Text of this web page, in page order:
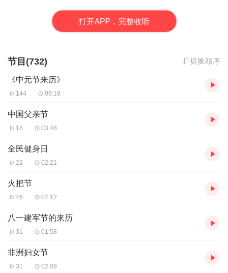
打开APP，完整收听
节目(732) 切换顺序
《中元节来历》
144 09:18
中国父亲节
18 03:48
全民健身日
22 02:21
火把节
46 04:12
八一建军节的来历
31 01:58
非洲妇女节
31 02:08